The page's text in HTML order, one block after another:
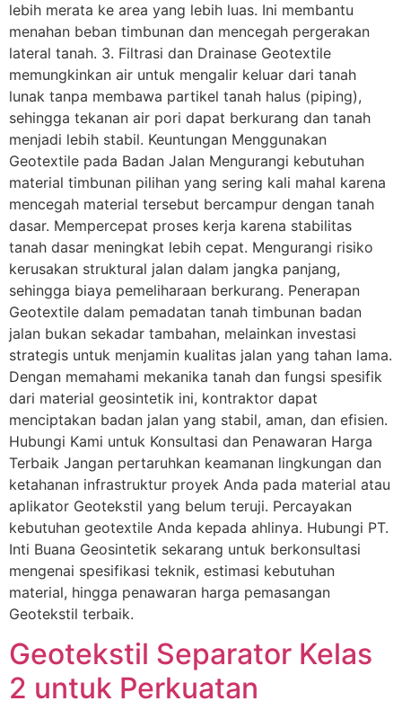
lebih merata ke area yang lebih luas. Ini membantu
menahan beban timbunan dan mencegah pergerakan
lateral tanah. 3. Filtrasi dan Drainase Geotextile
memungkinkan air untuk mengalir keluar dari tanah
lunak tanpa membawa partikel tanah halus (piping),
sehingga tekanan air pori dapat berkurang dan tanah
menjadi lebih stabil. Keuntungan Menggunakan
Geotextile pada Badan Jalan Mengurangi kebutuhan
material timbunan pilihan yang sering kali mahal karena
mencegah material tersebut bercampur dengan tanah
dasar. Mempercepat proses kerja karena stabilitas
tanah dasar meningkat lebih cepat. Mengurangi risiko
kerusakan struktural jalan dalam jangka panjang,
sehingga biaya pemeliharaan berkurang. Penerapan
Geotextile dalam pemadatan tanah timbunan badan
jalan bukan sekadar tambahan, melainkan investasi
strategis untuk menjamin kualitas jalan yang tahan lama.
Dengan memahami mekanika tanah dan fungsi spesifik
dari material geosintetik ini, kontraktor dapat
menciptakan badan jalan yang stabil, aman, dan efisien.
Hubungi Kami untuk Konsultasi dan Penawaran Harga
Terbaik Jangan pertaruhkan keamanan lingkungan dan
ketahanan infrastruktur proyek Anda pada material atau
aplikator Geotekstil yang belum teruji. Percayakan
kebutuhan geotextile Anda kepada ahlinya. Hubungi PT.
Inti Buana Geosintetik sekarang untuk berkonsultasi
mengenai spesifikasi teknik, estimasi kebutuhan
material, hingga penawaran harga pemasangan
Geotekstil terbaik.
Geotekstil Separator Kelas
2 untuk Perkuatan